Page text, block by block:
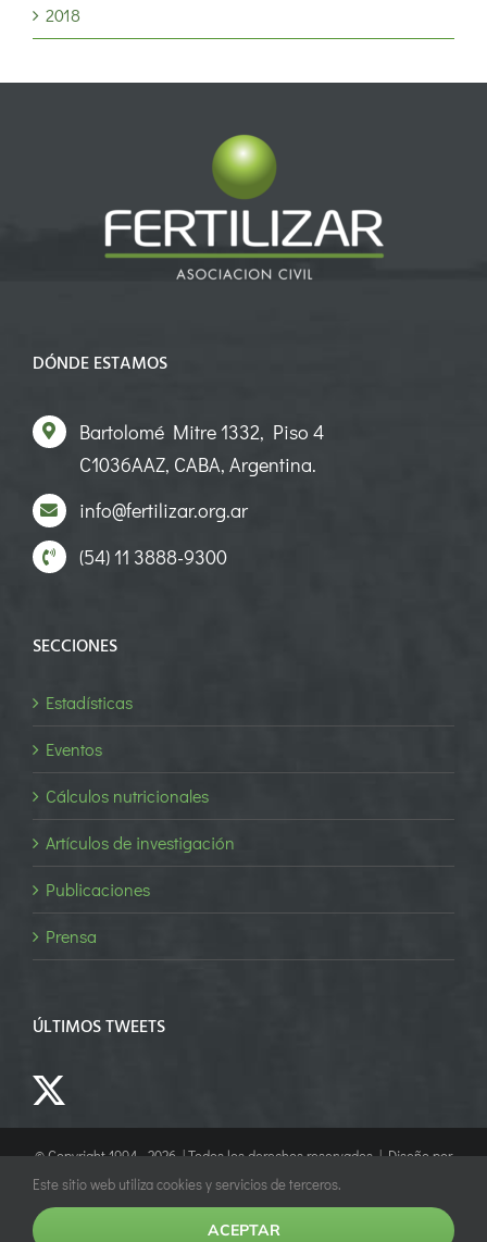
2018
DÓNDE ESTAMOS
Bartolomé Mitre 1332, Piso 4
C1036AAZ, CABA, Argentina.
info@fertilizar.org.ar
(54) 11 3888-9300
SECCIONES
Estadísticas
Eventos
Cálculos nutricionales
Artículos de investigación
Publicaciones
Prensa
ÚLTIMOS TWEETS
© Copyright 1994 -2026 | Todos los derechos reservados | Diseño por
Empower Marketing
Facebook YouTube
Este sitio web utiliza cookies y servicios de terceros.
ACEPTAR